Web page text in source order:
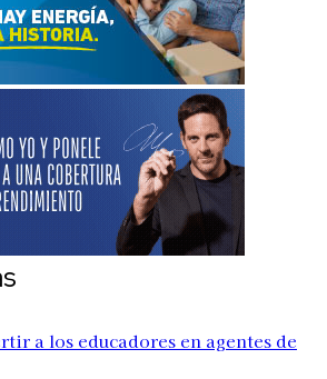
a los educadores en agentes de